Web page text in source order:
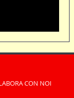
CON NOI